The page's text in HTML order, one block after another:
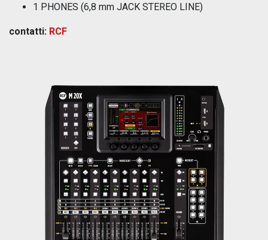
1 PHONES (6,8 mm JACK STEREO LINE)
contatti: RCF